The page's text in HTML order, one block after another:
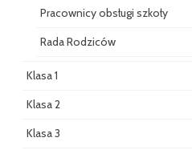
Pracownicy obsługi szkoły
Rada Rodziców
Klasa 1
Klasa 2
Klasa 3